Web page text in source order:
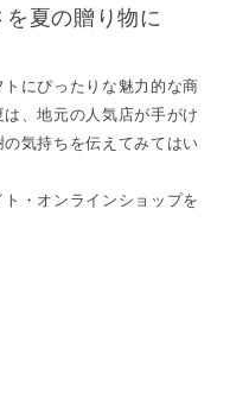
夏の贈り物に
にぴったりな魅力的な商
、地元の人気店が手がけ
気持ちを伝えてみてはい
・オンラインショップを